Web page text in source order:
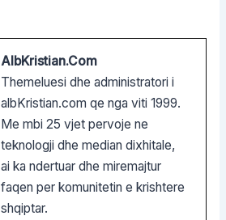
AlbKristian.com
Themeluesi dhe administratori i
albKristian.com qe nga viti 1999.
Me mbi 25 vjet pervoje ne
teknologji dhe median dixhitale,
ai ka ndertuar dhe miremajtur
faqen per komunitetin e krishtere
shqiptar.